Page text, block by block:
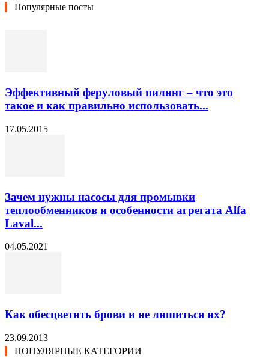
Популярные посты
Эффективный феруловый пилинг – что это
такое и как правильно использовать...
17.05.2015
Зачем нужны насосы для промывки
теплообменников и особенности агрегата Alfa
Laval...
04.05.2021
Как обесцветить брови и не лишиться их?
23.09.2013
ПОПУЛЯРНЫЕ КАТЕГОРИИ